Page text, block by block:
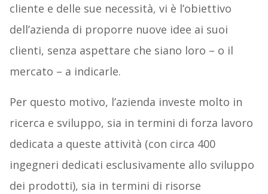
cliente e delle sue necessità, vi è l’obiettivo
dell’azienda di proporre nuove idee ai suoi
clienti, senza aspettare che siano loro – o il
mercato – a indicarle.
Per questo motivo, l’azienda investe molto in
ricerca e sviluppo, sia in termini di forza lavoro
dedicata a queste attività (con circa 400
ingegneri dedicati esclusivamente allo sviluppo
dei prodotti), sia in termini di risorse